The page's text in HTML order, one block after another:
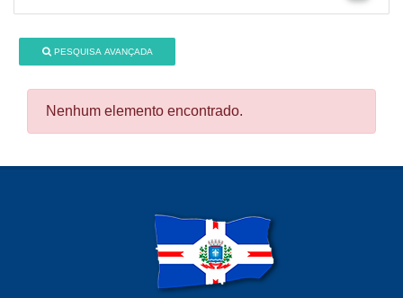
PESQUISA AVANÇADA
Nenhum elemento encontrado.